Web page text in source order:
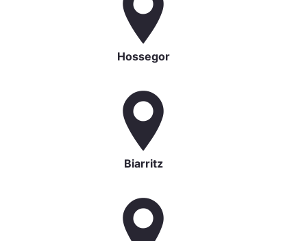
Hossegor
Biarritz